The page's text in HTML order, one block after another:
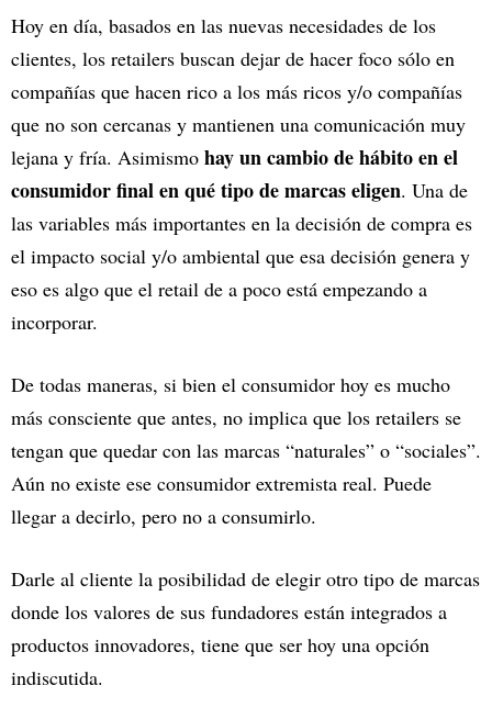
Hoy en día, basados en las nuevas necesidades de los
clientes, los retailers buscan dejar de hacer foco sólo en
compañías que hacen rico a los más ricos y/o compañías
que no son cercanas y mantienen una comunicación muy
lejana y fría. Asimismo hay un cambio de hábito en el
consumidor final en qué tipo de marcas eligen. Una de
las variables más importantes en la decisión de compra es
el impacto social y/o ambiental que esa decisión genera y
eso es algo que el retail de a poco está empezando a
incorporar.
De todas maneras, si bien el consumidor hoy es mucho
más consciente que antes, no implica que los retailers se
tengan que quedar con las marcas “naturales” o “sociales”.
Aún no existe ese consumidor extremista real. Puede
llegar a decirlo, pero no a consumirlo.
Darle al cliente la posibilidad de elegir otro tipo de marcas
donde los valores de sus fundadores están integrados a
productos innovadores, tiene que ser hoy una opción
indiscutida.